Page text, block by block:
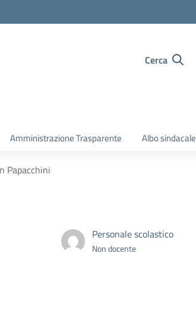
Cerca
Amministrazione Trasparente Albo sindacale
Papacchini
Personale scolastico
Non docente